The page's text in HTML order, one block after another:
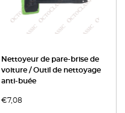
Nettoyeur de pare-brise de
voiture / Outil de nettoyage
anti-buée
€7,08